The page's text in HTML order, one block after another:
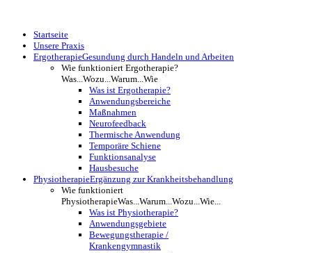
Startseite
Unsere Praxis
ErgotherapieGesundung durch Handeln und Arbeiten
Wie funktioniert Ergotherapie?
Was...Wozu...Warum...Wie
Was ist Ergotherapie?
Anwendungsbereiche
Maßnahmen
Neurofeedback
Thermische Anwendung
Temporäre Schiene
Funktionsanalyse
Hausbesuche
PhysiotherapieErgänzung zur Krankheitsbehandlung
Wie funktioniert
PhysiotherapieWas...Warum...Wozu...Wie...
Was ist Physiotherapie?
Anwendungsgebiete
Bewegungstherapie /
Krankengymnastik